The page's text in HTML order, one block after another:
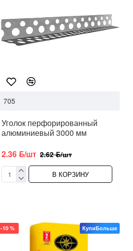
705
Уголок перфорированный
алюминиевый 3000 мм
2.36 ƃ/шт 2.62 ƃ/шт
В КОРЗИНУ
КупиБольше
-10 %